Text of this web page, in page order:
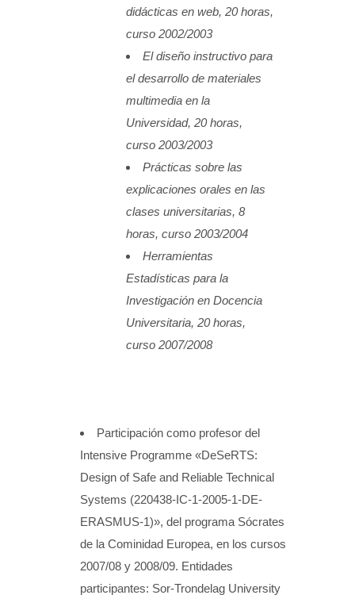
didácticas en web, 20 horas,
curso 2002/2003
El diseño instructivo para
el desarrollo de materiales
multimedia en la
Universidad, 20 horas,
curso 2003/2003
Prácticas sobre las
explicaciones orales en las
clases universitarias, 8
horas, curso 2003/2004
Herramientas
Estadísticas para la
Investigación en Docencia
Universitaria, 20 horas,
curso 2007/2008
Participación como profesor del
Intensive Programme «DeSeRTS:
Design of Safe and Reliable Technical
Systems (220438-IC-1-2005-1-DE-
ERASMUS-1)», del programa Sócrates
de la Cominidad Europea, en los cursos
2007/08 y 2008/09. Entidades
participantes: Sor-Trondelag University